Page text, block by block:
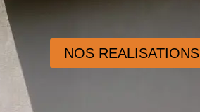
NOS REALISATIONS